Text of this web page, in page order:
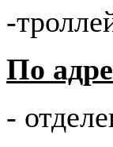
-
По
-